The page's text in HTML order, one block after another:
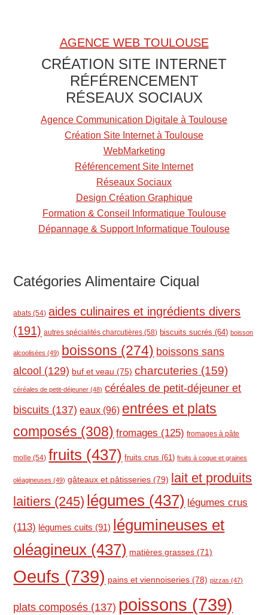
AGENCE WEB TOULOUSE
CRÉATION SITE INTERNET
RÉFÉRENCEMENT
RÉSEAUX SOCIAUX
Agence Communication Digitale à Toulouse
Création Site Internet à Toulouse
WebMarketing
Référencement Site Internet
Réseaux Sociaux
Design Création Graphique
Formation & Conseil Informatique Toulouse
Dépannage & Support Informatique Toulouse
Catégories Alimentaire Ciqual
abats (54) aides culinaires et ingrédients divers
(191) autres spécialités charcutières (58) biscuits sucrés (64) boisson
alcoolisées (49) boissons (274) boissons sans
alcool (129) buf et veau (75) charcuteries (159)
céréales de petit-déjeuner (48) céréales de petit-déjeuner et
biscuits (137) eaux (96) entrées et plats
composés (308) fromages (125) fromages à pâte
molle (54) fruits (437) fruits crus (61) fruits à coque et graines
oléagineuses (49) gâteaux et pâtisseries (79) lait et produits
laitiers (245) légumes (437) légumes crus
(113) légumes cuits (91)
légumineuses et
oléagineux (437) matières grasses (71)
Oeufs (739) pains et viennoiseries (78) pizzas (47)
plats composés (137) poissons (739)